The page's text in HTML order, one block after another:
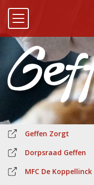
Geffen Zorgt
Dorpsraad Geffen
MFC De Koppellinck